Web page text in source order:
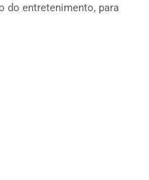
do entretenimento, para